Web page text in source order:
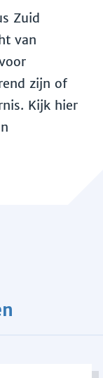
Zuid
van
zijn of
Kijk hier